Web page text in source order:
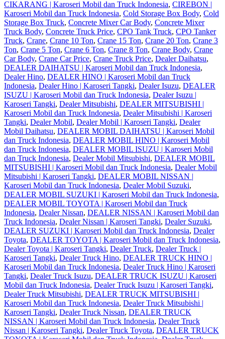
CIKARANG | Karoseri Mobil dan Truck Indonesia, CIREBON |
Karoseri Mobil dan Truck Indonesia, Cold Storage Box Body, Cold
Storage Box Truck, Concrete Mixer Car Body, Concrete Mixer
Truck Body, Concrete Truck Price, CPO Tank Truck, CPO Tanker
Truck, Crane, Crane 10 Ton, Crane 15 Ton, Crane 20 Ton, Crane 3
Ton, Crane 5 Ton, Crane 6 Ton, Crane 8 Ton, Crane Body, Crane
Car Body, Crane Car Price, Crane Truck Price, Dealer Daihatsu,
DEALER DAIHATSU | Karoseri Mobil dan Truck Indonesia,
Dealer Hino, DEALER HINO | Karoseri Mobil dan Truck
Indonesia, Dealer Hino | Karoseri Tangki, Dealer Isuzu, DEALER
ISUZU | Karoseri Mobil dan Truck Indonesia, Dealer Isuzu |
Karoseri Tangki, Dealer Mitsubishi, DEALER MITSUBISHI |
Karoseri Mobil dan Truck Indonesia, Dealer Mitsubishi | Karoseri
Tangki, Dealer Mobil, Dealer Mobil | Karoseri Tangki, Dealer
Mobil Daihatsu, DEALER MOBIL DAIHATSU | Karoseri Mobil
dan Truck Indonesia, DEALER MOBIL HINO | Karoseri Mobil
dan Truck Indonesia, DEALER MOBIL ISUZU | Karoseri Mobil
dan Truck Indonesia, Dealer Mobil Mitsubishi, DEALER MOBIL
MITSUBISHI | Karoseri Mobil dan Truck Indonesia, Dealer Mobil
Mitsubishi | Karoseri Tangki, DEALER MOBIL NISSAN |
Karoseri Mobil dan Truck Indonesia, Dealer Mobil Suzuki,
DEALER MOBIL SUZUKI | Karoseri Mobil dan Truck Indonesia,
DEALER MOBIL TOYOTA | Karoseri Mobil dan Truck
Indonesia, Dealer Nissan, DEALER NISSAN | Karoseri Mobil dan
Truck Indonesia, Dealer Nissan | Karoseri Tangki, Dealer Suzuki,
DEALER SUZUKI | Karoseri Mobil dan Truck Indonesia, Dealer
Toyota, DEALER TOYOTA | Karoseri Mobil dan Truck Indonesia,
Dealer Toyota | Karoseri Tangki, Dealer Truck, Dealer Truck |
Karoseri Tangki, Dealer Truck Hino, DEALER TRUCK HINO |
Karoseri Mobil dan Truck Indonesia, Dealer Truck Hino | Karoseri
Tangki, Dealer Truck Isuzu, DEALER TRUCK ISUZU | Karoseri
Mobil dan Truck Indonesia, Dealer Truck Isuzu | Karoseri Tangki,
Dealer Truck Mitsubishi, DEALER TRUCK MITSUBISHI |
Karoseri Mobil dan Truck Indonesia, Dealer Truck Mitsubishi |
Karoseri Tangki, Dealer Truck Nissan, DEALER TRUCK
NISSAN | Karoseri Mobil dan Truck Indonesia, Dealer Truck
Nissan | Karoseri Tangki, Dealer Truck Toyota, DEALER TRUCK